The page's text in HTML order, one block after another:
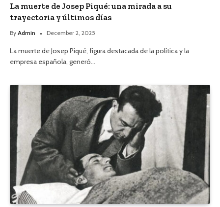
La muerte de Josep Piqué: una mirada a su
trayectoria y últimos días
By Admin December 2, 2025
La muerte de Josep Piqué, figura destacada de la política y la
empresa española, generó…